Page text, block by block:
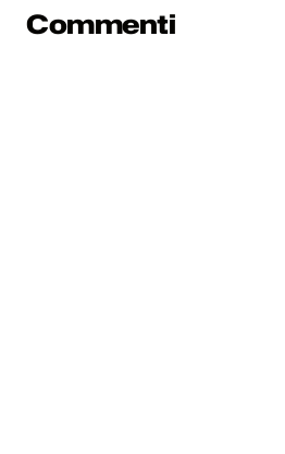
Commenti